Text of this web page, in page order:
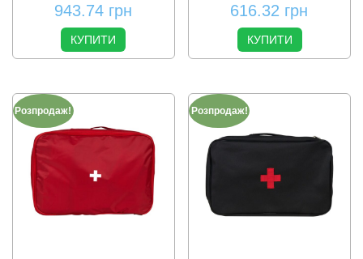
943.74 грн
КУПИТИ
616.32 грн
КУПИТИ
Розпродаж! Розпродаж!